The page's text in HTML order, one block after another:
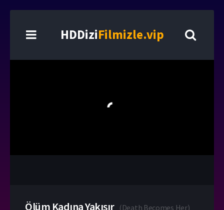
HDDiziFilmizle.vip
Ölüm Kadına Yakışır (Death Becomes Her)